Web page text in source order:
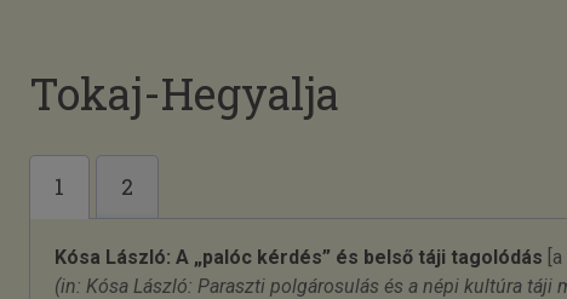
Tokaj-Hegyalja
1 2
Kósa László: A „palóc kérdés” és belső táji tagolódás
(in: Kósa László: Paraszti polgárosulás és a népi kultúra táji